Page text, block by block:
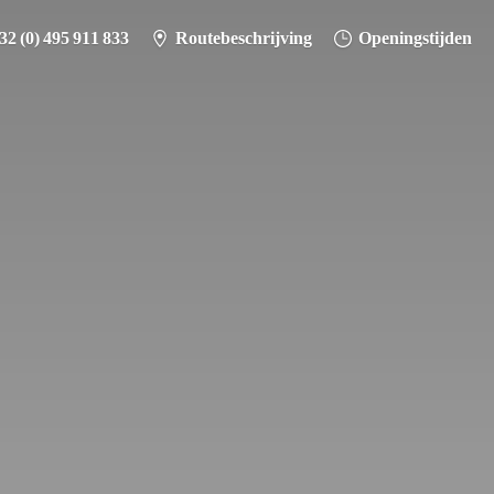
(0) 495 911 833 Routebeschrijving Openingstijden